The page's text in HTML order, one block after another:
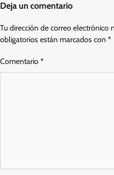
Deja un comentario
Tu dirección de correo electrónico
obligatorios están marcados con *
Comentario *